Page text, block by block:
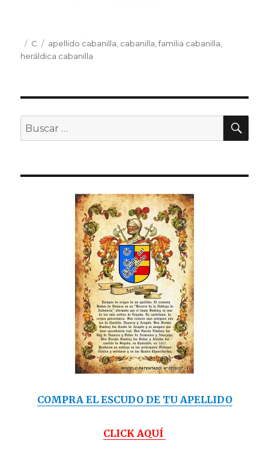
Publicado
el
Categorías
C Etiquetas
apellido cabanilla cabanilla ,familia cabanilla
heráldica cabanilla
Buscar
por:
COMPRA EL ESCUDO DE TU APELLIDO
CLICK AQUÍ